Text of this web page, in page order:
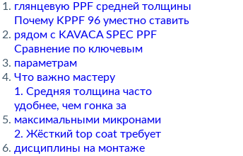
лянцевую PPF средней толщины
Почему KPPF 96 уместно ставить
рядом с KAVACA SPEC PPF
Сравнение по ключевым
параметрам
Что важно мастеру
1. Средняя толщина часто
удобнее, чем гонка за
максимальными микронами
2. Жёсткий top coat требует
дисциплины на монтаже